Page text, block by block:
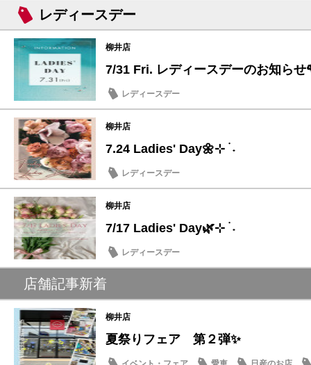
レディースデー
柳井店
7/31 Fri. レディースデーのお知らせ
レディースデー
柳井店
7.24 Ladies' Day🌼⊹ ࣪ ˖
レディースデー
柳井店
7/17 Ladies' Day🌿⊹ ࣪ ˖
レディースデー
店舗記事新着
柳井店
夏祭りフェア 第２弾✨